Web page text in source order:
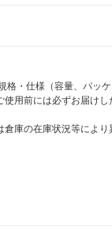
・仕様（容量、パッ
用前には必ずお届け
庫の在庫状況等によ